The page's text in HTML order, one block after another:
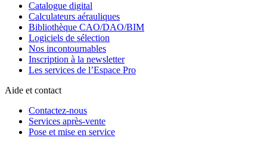
Catalogue digital
Calculateurs aérauliques
Bibliothèque CAO/DAO/BIM
Logiciels de sélection
Nos incontournables
Inscription à la newsletter
Les services de l’Espace Pro
Aide et contact
Contactez-nous
Services après-vente
Pose et mise en service